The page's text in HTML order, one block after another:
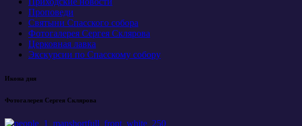
Проповеди
Святыни Спасского собора
Фотогалерея Сергея Склярова
Церковная лавка
Экскурсии по Спасскому собору
Икона дня
Фотогалерея Сергея Склярова